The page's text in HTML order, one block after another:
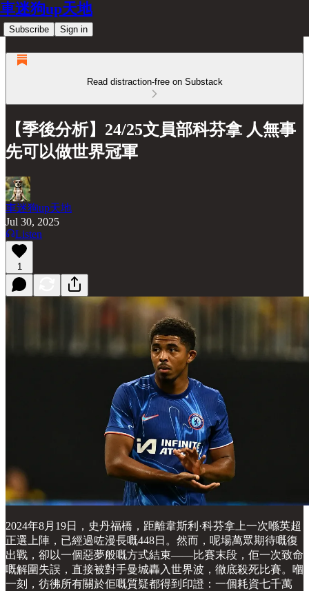
車迷狗up天地
Subscribe Sign in
Read distraction-free on Substack
【季後分析】24/25文員部科芬拿 人無事
先可以做世界冠軍
車迷狗up天地
Jul 30, 2025
Listen
1
2024年8月19日，史丹福橋，距離韋斯利·科芬拿上一次喺英超
正選上陣，已經過咗漫長嘅448日。然而，呢場萬眾期待嘅復
出戰，卻以一個惡夢般嘅方式結束——比賽末段，佢一次致命
嘅解圍失誤，直接被對手曼城轟入世界波，徹底殺死比賽。嗰
一刻，彷彿所有關於佢嘅質疑都得到印證：一個耗資七千萬